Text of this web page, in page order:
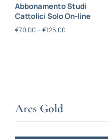
Abbonamento Studi
Cattolici Solo On-line
€70,00 – €125,00
Ares Gold